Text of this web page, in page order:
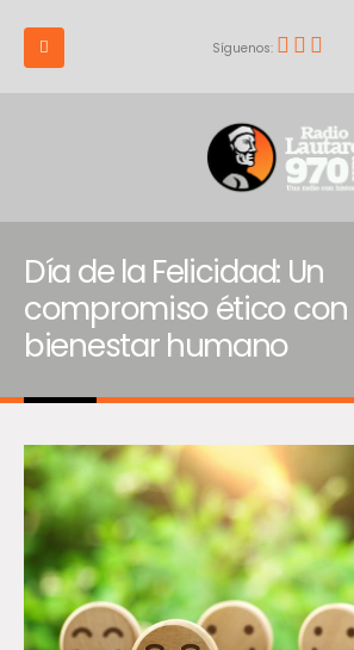
Síguenos:
Día de la Felicidad: Un
compromiso ético con
bienestar humano